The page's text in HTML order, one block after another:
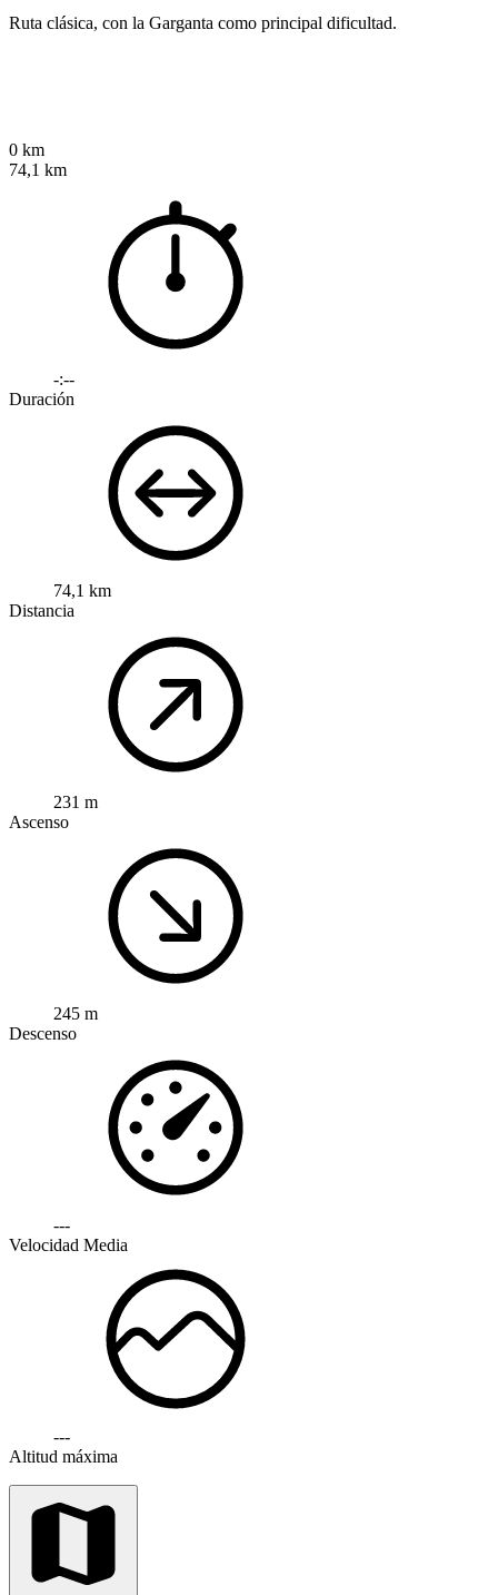
Ruta clásica, con la Garganta como principal dificultad.
0 km
74,1 km
-:--
Duración
74,1 km
Distancia
231 m
Ascenso
245 m
Descenso
---
Velocidad Media
---
Altitud máxima